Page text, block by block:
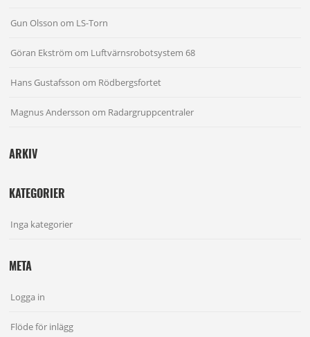
Gun Olsson om LS-Torn
Göran Ekström om Luftvärnsrobotsystem 68
Hans Gustafsson om Rödbergsfortet
Magnus Andersson om Radargruppcentraler
ARKIV
KATEGORIER
Inga kategorier
META
Logga in
Flöde för inlägg